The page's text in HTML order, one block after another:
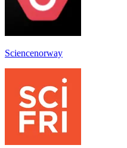
Sciencenorway